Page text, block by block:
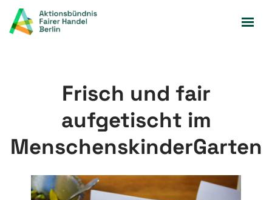
Zum
Frisch und fair
aufgetischt im
MenschenskinderGarten